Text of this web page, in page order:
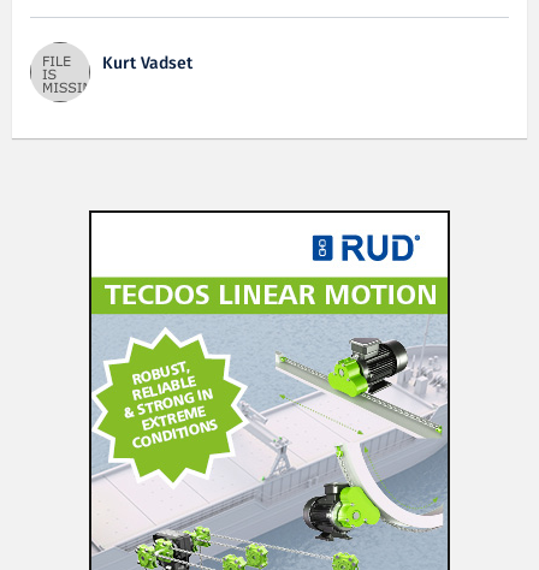
Kurt Vadset